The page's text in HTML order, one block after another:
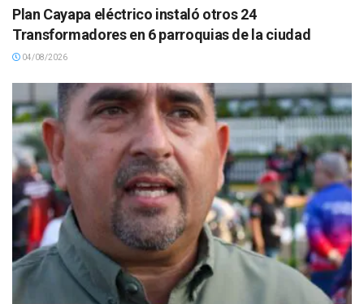
Plan Cayapa eléctrico instaló otros 24
Transformadores en 6 parroquias de la ciudad
04/08/2026